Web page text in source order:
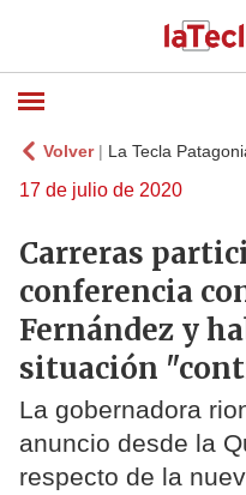
Volver| La Tecla
17 de julio de 2020
Carreras
conferencia
Fernández y
situación
La gobernadora
anuncio desde la
respecto de la